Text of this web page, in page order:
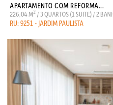
APARTAMENTO COM REFORMA...
226,04 M2 / 3 QUARTOS (1 SUITE) / 2
RU: 9251 - JARDIM PAULISTA